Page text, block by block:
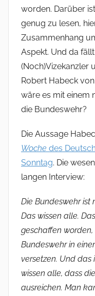
worden. Darüber
genug zu lesen,
Zusammenhang
Aspekt. Und da
(Noch)Vizekanzler
Robert Habeck
wäre es mit einem
die Bundeswehr?
Die Aussage
Woche des
Sonntag. Die
langen Interview:
Die Bundeswehr ist
Das wissen alle.
geschaffen
Bundeswehr in
versetzen. Und das
wissen alle, dass
ausreichen. Man